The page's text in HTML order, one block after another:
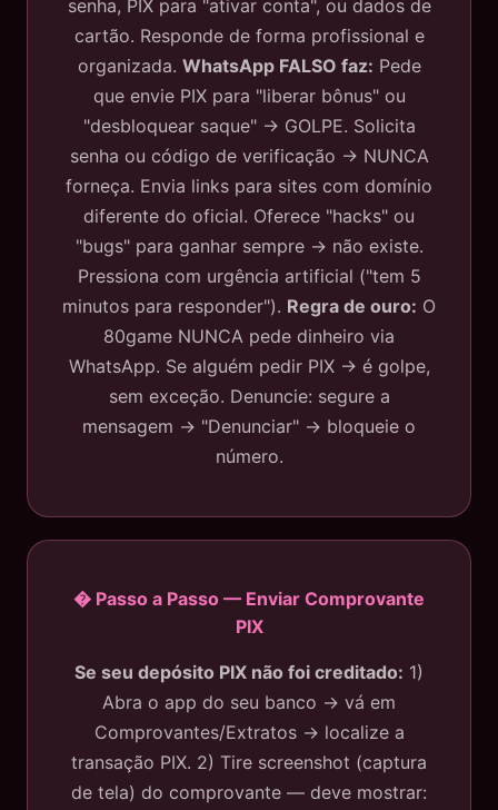
senha, PIX para "ativar conta", ou dados de
cartão. Responde de forma profissional e
organizada. WhatsApp FALSO faz: Pede
que envie PIX para "liberar bônus" ou
"desbloquear saque" → GOLPE. Solicita
senha ou código de verificação → NUNCA
forneça. Envia links para sites com domínio
diferente do oficial. Oferece "hacks" ou
"bugs" para ganhar sempre → não existe.
Pressiona com urgência artificial ("tem 5
minutos para responder"). Regra de ouro: O
80game NUNCA pede dinheiro via
WhatsApp. Se alguém pedir PIX → é golpe,
sem exceção. Denuncie: segure a
mensagem → "Denunciar" → bloqueie o
número.
� Passo a Passo — Enviar Comprovante
PIX
Se seu depósito PIX não foi creditado: 1)
Abra o app do seu banco → vá em
Comprovantes/Extratos → localize a
transação PIX. 2) Tire screenshot (captura
de tela) do comprovante — deve mostrar: